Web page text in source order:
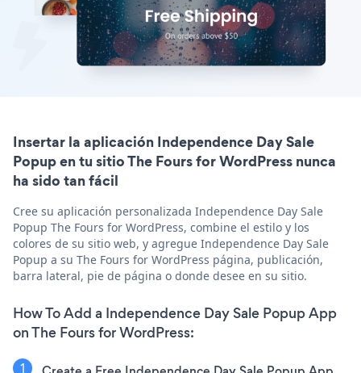
Insertar la aplicación Independence Day Sale
Popup en tu sitio The Fours for WordPress nunca
ha sido tan fácil
Cree su aplicación personalizada Independence Day Sale
Popup The Fours for WordPress, combine el estilo y los
colores de su sitio web, y agregue Independence Day Sale
Popup a su The Fours for WordPress página, publicación,
barra lateral, pie de página o donde desee en su sitio.
How To Add a Independence Day Sale Popup App
on The Fours for WordPress: